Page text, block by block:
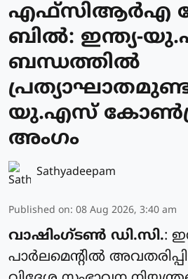
എഫ്‌സിആർഎ
ബിൽ: ഇന്ത്യ-
ബന്ധത്തിൽ
യു.എസ്
അംഗം
Sathyadeepam
Published on: 08 Aug 2026, 3:40 am
വാഷിംഗ്ടൺ ഡി.സി.:
പാർലമെന്റിൽ